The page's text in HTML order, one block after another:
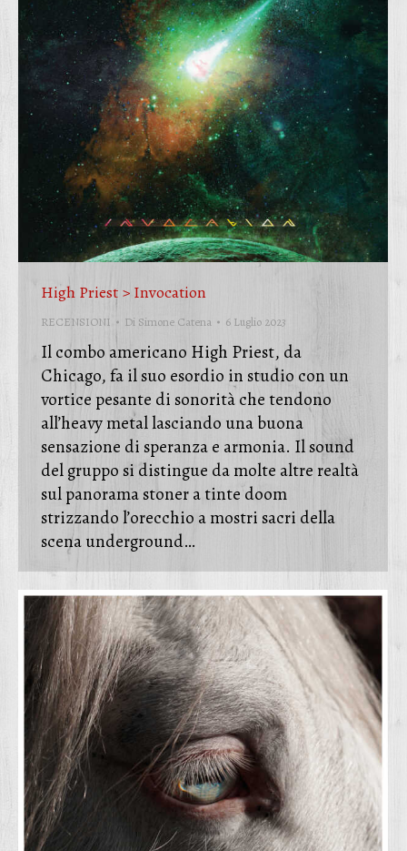
High Priest > Invocation
RECENSIONI Di Simone Catena 6 Luglio 2023
Il combo americano High Priest, da
Chicago, fa il suo esordio in studio con un
vortice pesante di sonorità che tendono
all’heavy metal lasciando una buona
sensazione di speranza e armonia. Il sound
del gruppo si distingue da molte altre realtà
sul panorama stoner a tinte doom
strizzando l’orecchio a mostri sacri della
scena underground…